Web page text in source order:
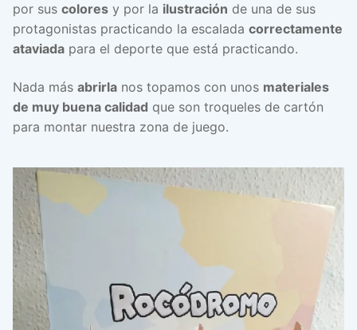
por sus colores y por la ilustración de una de sus
protagonistas practicando la escalada correctamente
ataviada para el deporte que está practicando.
Nada más abrirla nos topamos con unos materiales
de muy buena calidad que son troqueles de cartón
para montar nuestra zona de juego.